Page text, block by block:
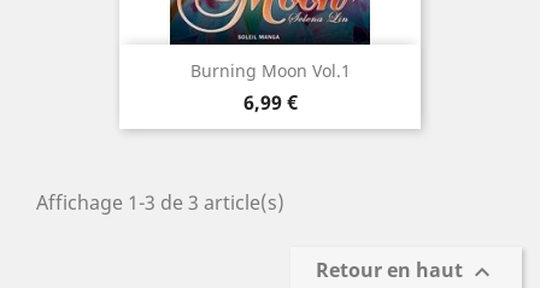
Burning Moon Vol.1
Prix
6,99 €
Affichage 1-3 de 3 article(s)
Retour en haut 